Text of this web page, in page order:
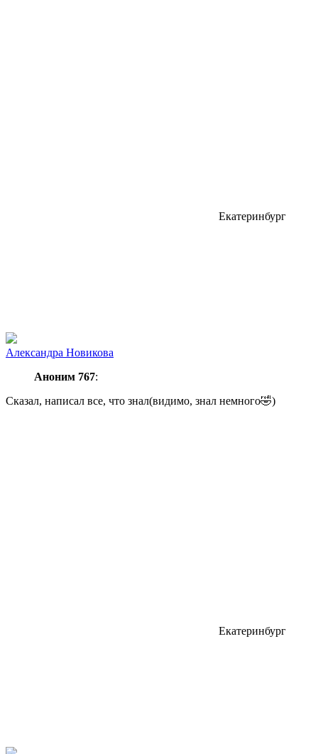
Екатеринбург
Александра Новикова
Аноним 767:
Сказал, написал все, что знал(видимо, знал немного🤣)
Екатеринбург